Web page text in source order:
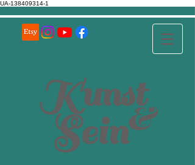
UA-138409314-1
Sein
Kunst
&